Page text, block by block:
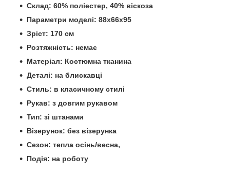
Склад: 60% поліестер, 40% віскоза
Параметри моделі: 88х66х95
Зріст: 170 см
Розтяжність: немає
Матеріал: Костюмна тканина
Деталі: на блискавці
Стиль: в класичному стилі
Рукав: з довгим рукавом
Тип: зі штанами
Візерунок: без візерунка
Сезон: тепла осінь/весна,
Подія: на роботу